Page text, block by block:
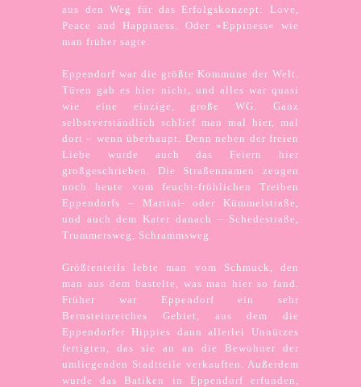
aus den Weg für das Erfolgskonzept: Love,
Peace and Happiness. Oder »Eppiness« wie
man früher sagte.
Eppendorf war die größte Kommune der Welt.
Türen gab es hier nicht, und alles war quasi
wie eine einzige, große WG. Ganz
selbstverständlich schlief man mal hier, mal
dort – wenn überhaupt. Denn neben der freien
Liebe wurde auch das Feiern hier
großgeschrieben. Die Straßennamen zeugen
noch heute vom feucht-fröhlichen Treiben
Eppendorfs – Martini- oder Kümmelstraße,
und auch dem Kater danach – Schedestraße,
Trummersweg, Schrammsweg.
Größtenteils lebte man vom Schmuck, den
man aus dem bastelte, was man hier so fand.
Früher war Eppendorf ein sehr
Bernsteinreiches Gebiet, aus dem die
Eppendorfer Hippies dann allerlei Unnützes
fertigten, das sie an an die Bewohner der
umliegenden Stadtteile verkauften. Außerdem
wurde das Batiken in Eppendorf erfunden,